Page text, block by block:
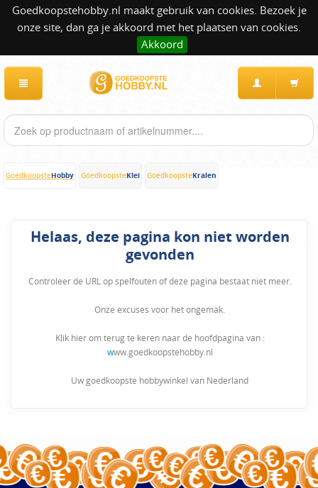
Goedkoopstehobby.nl maakt gebruik van cookies. Bezoek je
onze site, dan ga je akkoord met het plaatsen van cookies.
Akkoord
GoedkoopsteHobby GoedkoopsteKlei GoedkoopsteKralen
Helaas, deze pagina kon niet worden
gevonden
Controleer de URL op spelfouten of deze pagina bestaat niet meer.
Onze excuses voor het ongemak.
Klik hier om terug te keren naar de hoofdpagina van :
www.goedkoopstehobby.nl
Uw goedkoopste hobbywinkel van Nederland